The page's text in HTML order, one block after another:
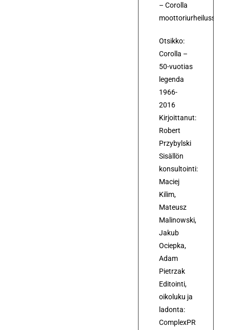
– Corolla
moottoriurheilussa
Otsikko:
Corolla –
50-vuotias
legenda
1966-
2016
Kirjoittanut:
Robert
Przybylski
Sisällön
konsultointi:
Maciej
Kilim,
Mateusz
Malinowski,
Jakub
Ociepka,
Adam
Pietrzak
Editointi,
oikoluku ja
ladonta:
ComplexPR